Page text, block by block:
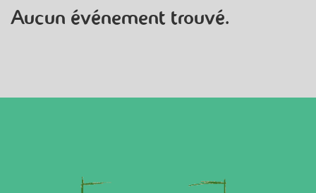
Aucun événement trouvé.